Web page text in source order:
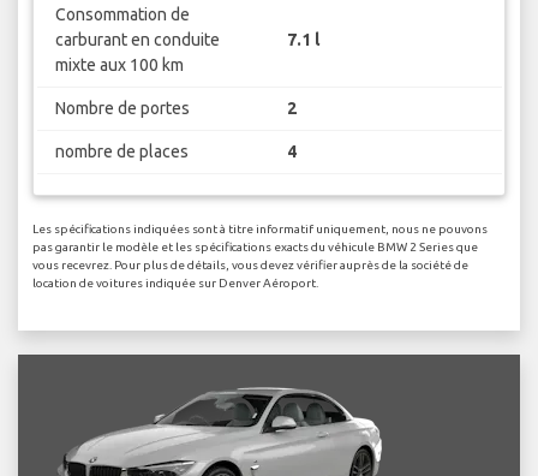
Consommation de
carburant en conduite
mixte aux 100 km
7.1 l
Nombre de portes 2
nombre de places 4
Les spécifications indiquées sont à titre informatif uniquement, nous ne pouvons
pas garantir le modèle et les spécifications exacts du véhicule BMW 2 Series que
vous recevrez. Pour plus de détails, vous devez vérifier auprès de la société de
location de voitures indiquée sur Denver Aéroport.